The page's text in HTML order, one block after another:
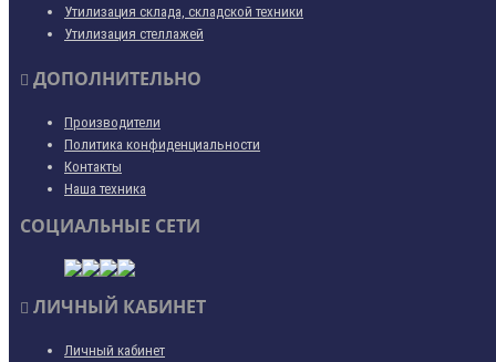
Утилизация склада, складской техники
Утилизация стеллажей
ДОПОЛНИТЕЛЬНО
Производители
Политика конфиденциальности
Контакты
Наша техника
СОЦИАЛЬНЫЕ СЕТИ
ЛИЧНЫЙ КАБИНЕТ
Личный кабинет